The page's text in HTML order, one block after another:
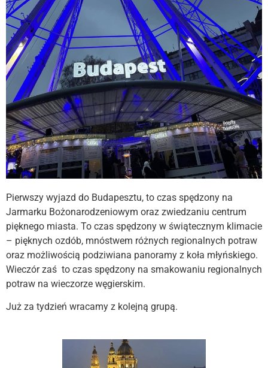
Pierwszy wyjazd do Budapesztu, to czas spędzony na
Jarmarku Bożonarodzeniowym oraz zwiedzaniu centrum
pięknego miasta. To czas spędzony w świątecznym klimacie
– pięknych ozdób, mnóstwem różnych regionalnych potraw
oraz możliwością podziwiana panoramy z koła młyńskiego.
Wieczór zaś to czas spędzony na smakowaniu regionalnych
potraw na wieczorze węgierskim.
Już za tydzień wracamy z kolejną grupą.